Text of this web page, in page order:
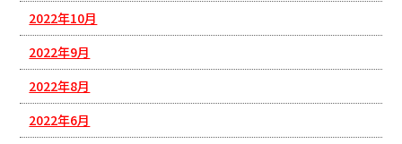
2022年10月
2022年9月
2022年8月
2022年6月